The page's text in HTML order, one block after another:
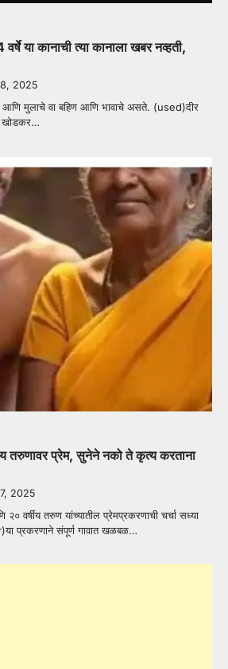
या कानाची त्या कानाला खबर नव्हती,
2025
आणि मुलाचे वा बहिण आणि भावाचे असते. (used)दीर
खोडकर…
तरुणावर प्रेम, सुनेने नको ते कृत्य करताना
2025
वर्षीय तरुण यांच्यातील प्रेमप्रकरणाची चर्चा सध्या
प्रकरणाने संपूर्ण गावात खळबळ…